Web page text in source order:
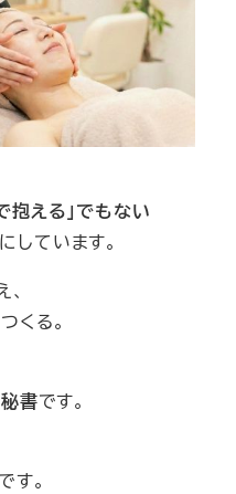
抱える」でもない
しています。
くる。
書です。
す。